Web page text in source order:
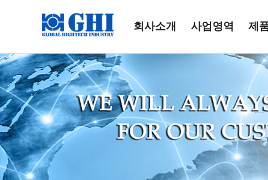
회사소개 사업영역 제